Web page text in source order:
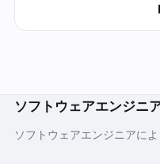
ソフトウェアエンジニ
ソフトウェアエンジニアに